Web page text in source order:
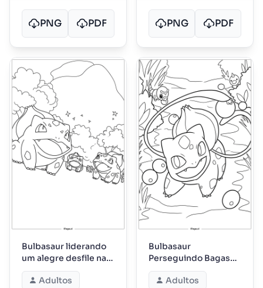
PNG PDF PNG PDF
Bulbasaur liderando
um alegre desfile na
floresta
Adultos
Bulbasaur
Perseguindo Bagas
Enquanto os Amigos
da Floresta Observam
Adultos